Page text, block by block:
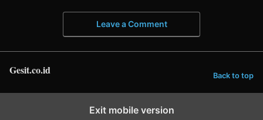
Leave a Comment
Gesit.co.id Back to top
Exit mobile version